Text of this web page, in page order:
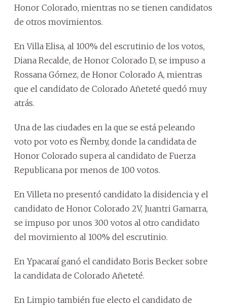
Honor Colorado, mientras no se tienen candidatos
de otros movimientos.
En Villa Elisa, al 100% del escrutinio de los votos,
Diana Recalde, de Honor Colorado D, se impuso a
Rossana Gómez, de Honor Colorado A, mientras
que el candidato de Colorado Añeteté quedó muy
atrás.
Una de las ciudades en la que se está peleando
voto por voto es Ñemby, donde la candidata de
Honor Colorado supera al candidato de Fuerza
Republicana por menos de 100 votos.
En Villeta no presentó candidato la disidencia y el
candidato de Honor Colorado 2V, Juantri Gamarra,
se impuso por unos 300 votos al otro candidato
del movimiento al 100% del escrutinio.
En Ypacaraí ganó el candidato Boris Becker sobre
la candidata de Colorado Añeteté.
En Limpio también fue electo el candidato de